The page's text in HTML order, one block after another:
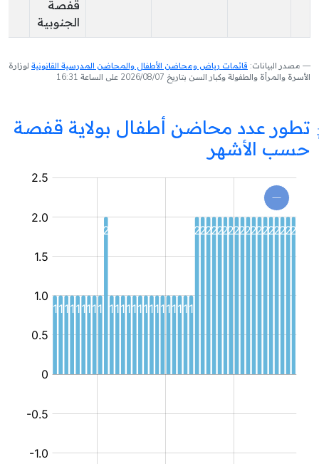
قفصة
الجنوبية
مصدر البيانات: قائمات رياض ومحاضن الأطفال والمحاضن المدرسية القانونية لوزارة
الأسرة والمرأة والطفولة وكبار السن بتاريخ 2026/08/07 على الساعة 16:31
تطور عدد محاضن أطفال بولاية قفصة
حسب الأشهر
محضنة